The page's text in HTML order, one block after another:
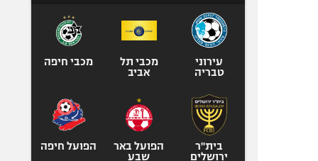
כדורעף
ספורט אולימפי
עירוני
טבריה
מכבי תל
אביב
מכבי חיפה
בית"ר
ירושלים
הפועל באר
שבע
הפועל חיפה